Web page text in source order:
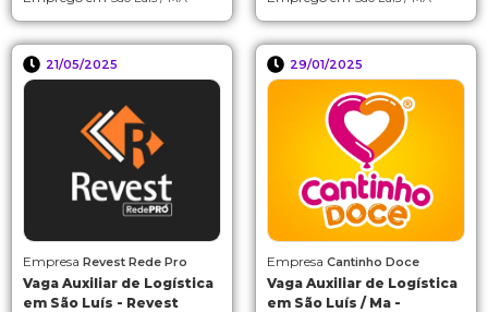
21/05/2025
Empresa Revest Rede Pro
Vaga Auxiliar de Logística
em São Luís - Revest
29/01/2025
Empresa Cantinho Doce
Vaga Auxiliar de Logística
em São Luís / Ma -